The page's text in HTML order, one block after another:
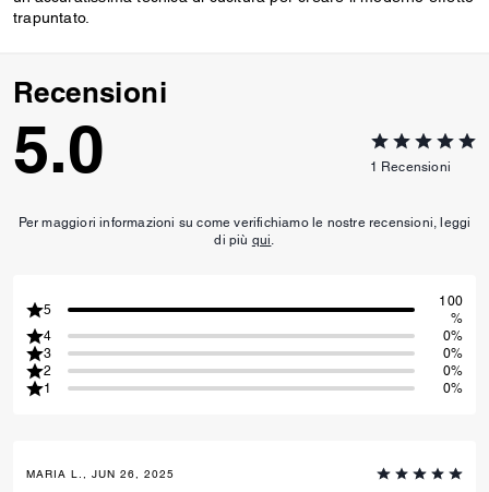
trapuntato.
Recensioni
5.0 1 Recensioni
Per maggiori informazioni su come verifichiamo le nostre recensioni, leggi
di più qui
5
100
%
4
0%
3
0%
2
0%
1
0%
MARIA L., JUN 26, 2025